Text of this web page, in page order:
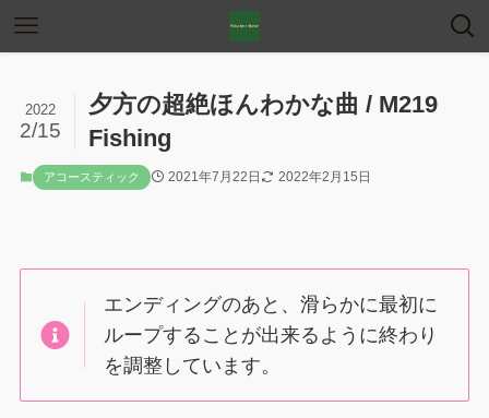
夕方の超絶ほんわかな曲 / M219
Fishing
2022
2/15
アコースティック 2021年7月22日 2022年2月15日
エンディングのあと、滑らかに最初に
ループすることが出来るように終わり
を調整しています。